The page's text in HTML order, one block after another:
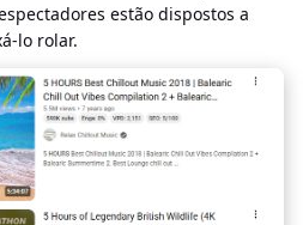
estão dispostos a
lo rolar.